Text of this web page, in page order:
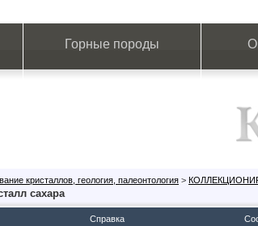
Горные породы
кристаллов, геология, палеонтология >
сахара
Справка